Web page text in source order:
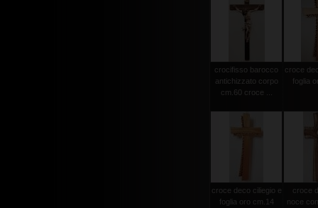
crocifisso barocco
antichizzato corpo
cm.60 croce ...
croce
foglia
croce deco ciliegio e
foglia oro cm.14
croce
noce